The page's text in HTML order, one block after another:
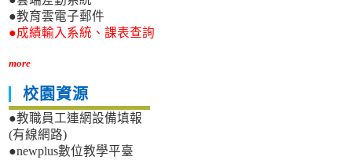
●教育雲電子郵件
●成績輸入系統、課表查詢
more
校園資源
●教職員工連網設備填報
(有線網路)
●newplus數位教學平臺